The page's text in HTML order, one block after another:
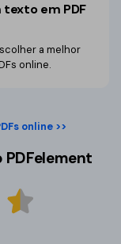
em PDF
a melhor
online.
online >>
PDFelement